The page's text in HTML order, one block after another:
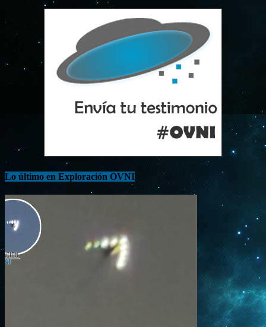
Lo último en Exploración OVNI